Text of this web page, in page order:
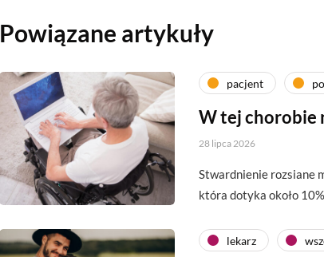
Powiązane artykuły
pacjent
W tej chorobie
28 lipca 2026
Stwardnienie rozsiane
która dotyka około
lekarz